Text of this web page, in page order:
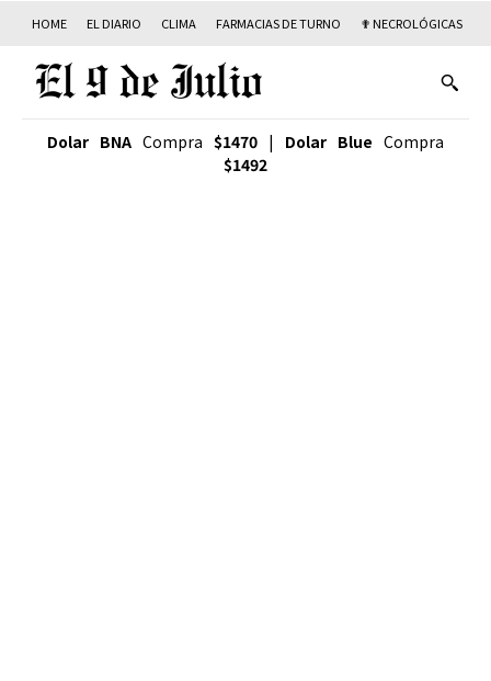
HOME EL DIARIO CLIMA FARMACIAS DE TURNO ✟ NECROLÓGICAS
Dolar BNA Compra $1470 | Dolar Blue Compra
$1492